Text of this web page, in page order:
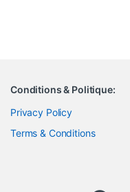
Conditions & Politique:
Privacy Policy
Terms & Conditions